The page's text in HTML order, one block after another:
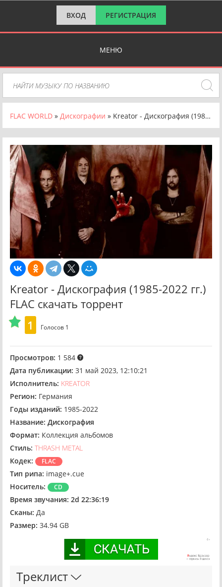
ВХОД РЕГИСТРАЦИЯ
МЕНЮ
FLAC WORLD » Дискографии » Kreator - Дискография (1985-2022)
Kreator - Дискография (1985-2022 гг.)
FLAC скачать торрент
1
Голосов 1
Просмотров: 1 584
Дата публикации: 31 май 2023, 12:10:21
Исполнитель: KREATOR
Регион: Германия
Годы изданий: 1985-2022
Название: Дискография
Формат: Коллекция альбомов
Стиль: THRASH METAL
Кодек:
FLAC
Тип рипа: image+.cue
Носитель:
CD
Время звучания: 2d 22:36:19
Сканы: Да
Размер: 34.94 GB
Треклист